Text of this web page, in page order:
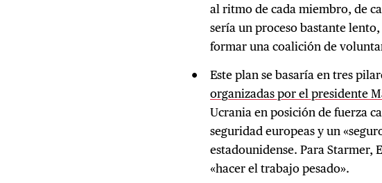
al ritmo de cada miembro, de
sería un proceso bastante
formar una coalición de
Este plan se basaría en tres
organizadas por el presidente
Ucrania en posición de fuerza
seguridad europeas y un
estadounidense. Para Starmer,
«hacer el trabajo pesado».